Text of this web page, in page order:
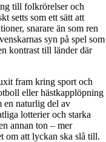
till folkrörelser och
setts som ett sätt att
snarare än som ren
syn på spel som
kontrast till länder där
fram kring sport och
eller hästkapplöpning
en naturlig del av
lotterier och starka
annan ton – mer
om att lyckan ska slå till.